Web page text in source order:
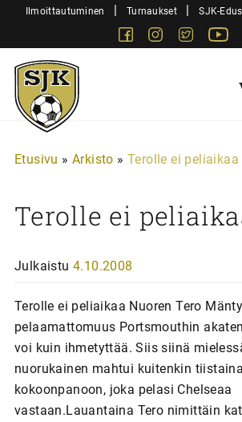
SiirryIlmoittautuminen | Turnaukset | SJK-
FacebookInstagram
Twitter
Sjk-
Juniorit
Etusivu » Arkisto » Terolle ei peliaikaa
Terolle ei
Julkaistu 4.10.2008
Terolle ei peliaikaa Nuoren Tero
pelaamattomuus Portsmouthin
voi kuin ihmetyttää. Siis siinä
nuorukainen mahtui kuitenkin
kokoonpanoon, joka pelasi Chelseaa
vastaan.Lauantaina Tero nimittäin